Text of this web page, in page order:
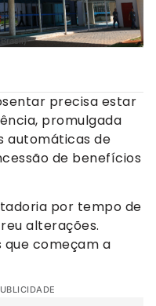
precisa estar
promulgada
automáticas de
de benefícios
por tempo de
alterações.
que começam a